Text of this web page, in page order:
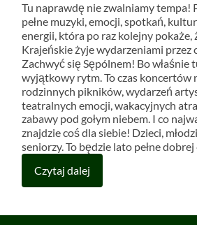
Tu naprawdę nie zwalniamy tempa!
pełne muzyki, emocji, spotkań,
energii, która po raz kolejny pokaże,
Krajeńskie żyje wydarzeniami przez
Zachwyć się Sępólnem! Bo właśnie
wyjątkowy rytm. To czas koncertów
rodzinnych pikników, wydarzeń
teatralnych emocji, wakacyjnych
zabawy pod gołym niebem. I co
znajdzie coś dla siebie! Dzieci,
seniorzy. To będzie lato pełne
Czytaj dalej